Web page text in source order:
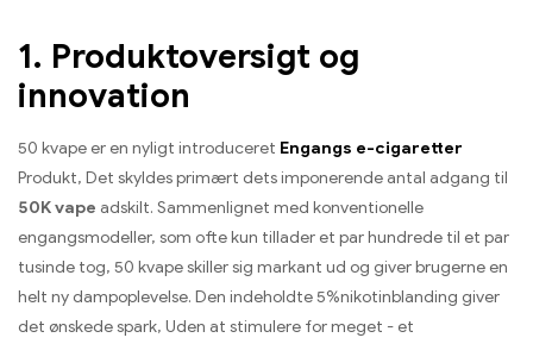
1. Produktoversigt og
innovation
50 kvape er en nyligt introduceret Engangs e-cigaretter
Produkt, Det skyldes primært dets imponerende antal adgang til
50K vape adskilt. Sammenlignet med konventionelle
engangsmodeller, som ofte kun tillader et par hundrede til et par
tusinde tog, 50 kvape skiller sig markant ud og giver brugerne en
helt ny dampoplevelse. Den indeholdte 5%nikotinblanding giver
det ønskede spark, Uden at stimulere for meget - et